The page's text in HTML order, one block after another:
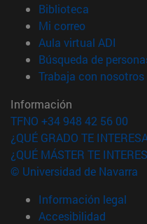
Biblioteca
Mi correo(abre en
Aula virtual ADI
Búsqueda de
Trabaja con nosotros
Información
TFNO +34 948 42 56 00
¿QUÉ GRADO TE
¿QUÉ MÁSTER TE
© Universidad de Navarra
Información legal
Accesibilidad